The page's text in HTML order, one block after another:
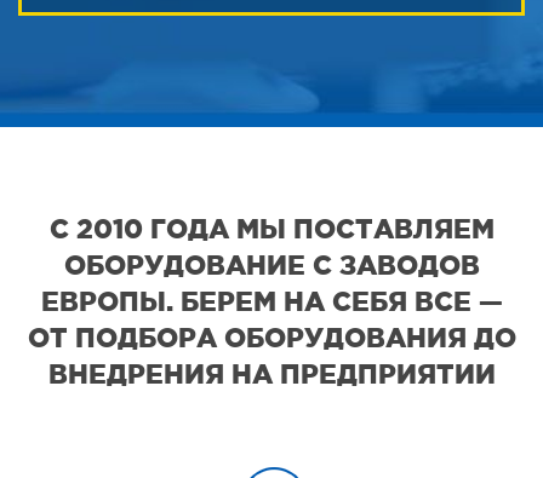
С 2010 ГОДА МЫ ПОСТАВЛЯЕМ
ОБОРУДОВАНИЕ С ЗАВОДОВ
ЕВРОПЫ. БЕРЕМ НА СЕБЯ ВСЕ —
ОТ ПОДБОРА ОБОРУДОВАНИЯ ДО
ВНЕДРЕНИЯ НА ПРЕДПРИЯТИИ